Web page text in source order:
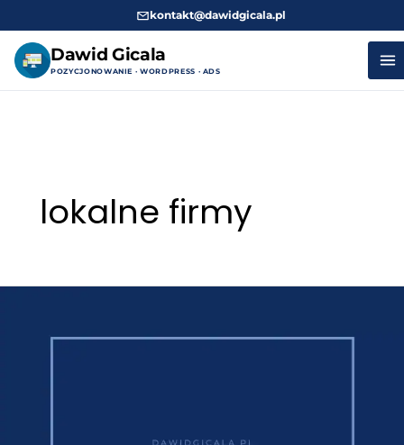
kontakt@dawidgicala.pl
Dawid Gicala
POZYCJONOWANIE · WORDPRESS · ADS
lokalne firmy